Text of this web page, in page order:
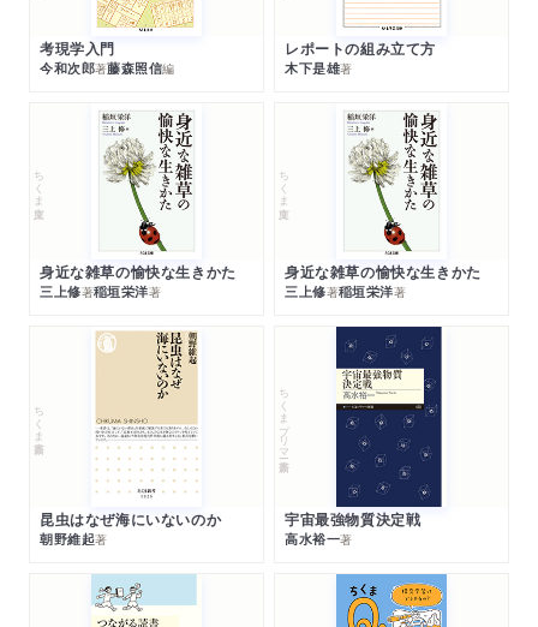
考現学入門
今和次郎著藤森照信編
レポートの組み立て方
木下是雄著
ちくま文庫
身近な雑草の愉快な生きかた
三上修著稲垣栄洋著
ちくま文庫
身近な雑草の愉快な生きかた
三上修著稲垣栄洋著
ちくま新書
昆虫はなぜ海にいないのか
朝野維起著
ちくまプリマー新書
宇宙最強物質決定戦
高水裕一著